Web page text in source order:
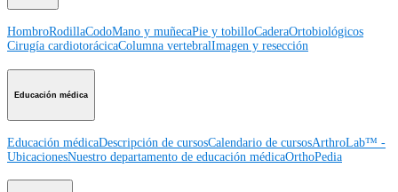
HombroRodillaCodoMano y muñecaPie y tobilloCaderaOrtobiológicos
Cirugía cardiotorácicaColumna vertebralImagen y resección
Educación médica
Educación médicaDescripción de cursosCalendario de cursosArthroLab™ -
UbicacionesNuestro departamento de educación médicaOrthoPedia